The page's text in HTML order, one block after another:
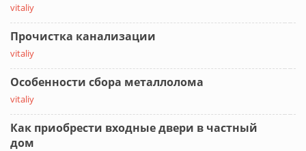
vitaliy
Прочистка канализации
vitaliy
Особенности сбора металлолома
vitaliy
Как приобрести входные двери в частный
дом